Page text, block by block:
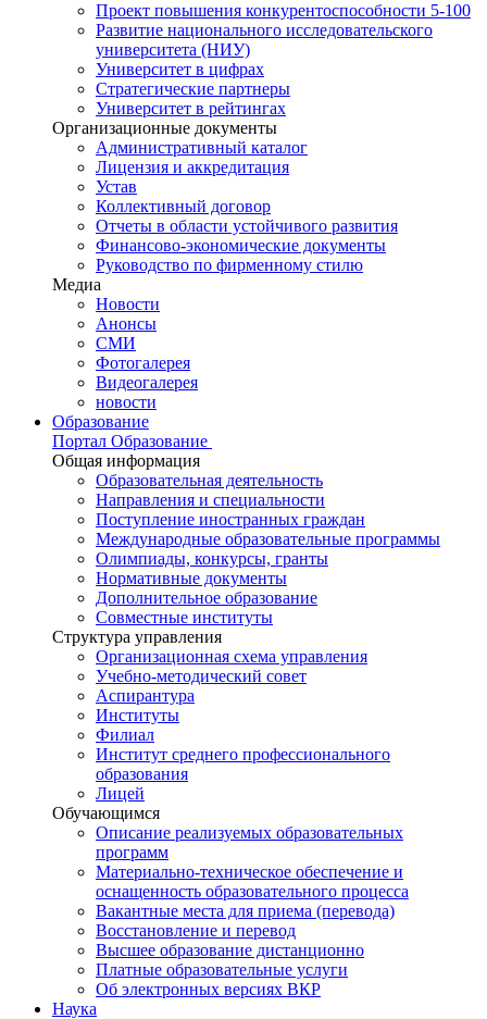
Проект повышения конкурентоспособности 5-100
Развитие национального исследовательского
университета (НИУ)
Университет в цифрах
Стратегические партнеры
Университет в рейтингах
Организационные документы
Административный каталог
Лицензия и аккредитация
Устав
Коллективный договор
Отчеты в области устойчивого развития
Финансово-экономические документы
Руководство по фирменному стилю
Медиа
Новости
Анонсы
СМИ
Фотогалерея
Видеогалерея
новости
Образование
Портал Образование
Общая информация
Образовательная деятельность
Направления и специальности
Поступление иностранных граждан
Международные образовательные программы
Олимпиады, конкурсы, гранты
Нормативные документы
Дополнительное образование
Совместные институты
Структура управления
Организационная схема управления
Учебно-методический совет
Аспирантура
Институты
Филиал
Институт среднего профессионального
образования
Лицей
Обучающимся
Описание реализуемых образовательных
программ
Материально-техническое обеспечение и
оснащенность образовательного процесса
Вакантные места для приема (перевода)
Восстановление и перевод
Высшее образование дистанционно
Платные образовательные услуги
Об электронных версиях ВКР
Наука